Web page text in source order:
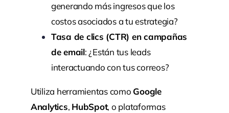
generando más ingresos que los
costos asociados a tu estrategia?
Tasa de clics (CTR) en campañas
de email: ¿Están tus leads
interactuando con tus correos?
Utiliza herramientas como Google
Analytics, HubSpot, o plataformas